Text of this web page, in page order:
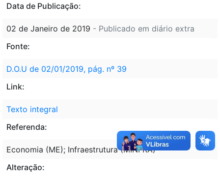
Data de Publicação:
02 de Janeiro de 2019 - Publicado em diário extra
Fonte:
D.O.U de 02/01/2019, pág. nº 39
Link:
Texto integral
Referenda:
Economia (ME); Infraestrutura (MINFRA)
Alteração: